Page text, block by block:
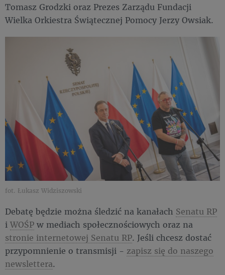
Tomasz Grodzki oraz Prezes Zarządu Fundacji
Wielka Orkiestra Świątecznej Pomocy Jerzy Owsiak.
fot. Łukasz Widziszowski
Debatę będzie można śledzić na kanałach Senatu RP
i WOŚP w mediach społecznościowych oraz na
stronie internetowej Senatu RP. Jeśli chcesz dostać
przypomnienie o transmisji - zapisz się do naszego
newslettera.